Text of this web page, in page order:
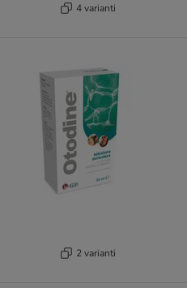
4 varianti
2 varianti